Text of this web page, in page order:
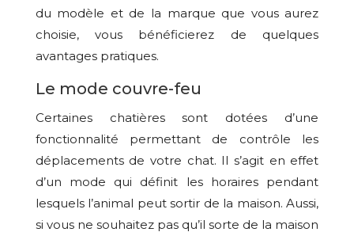
du modèle et de la marque que vous aurez
choisie, vous bénéficierez de quelques
avantages pratiques.
Le mode couvre-feu
Certaines chatières sont dotées d’une
fonctionnalité permettant de contrôle les
déplacements de votre chat. Il s’agit en effet
d’un mode qui définit les horaires pendant
lesquels l’animal peut sortir de la maison. Aussi,
si vous ne souhaitez pas qu’il sorte de la maison